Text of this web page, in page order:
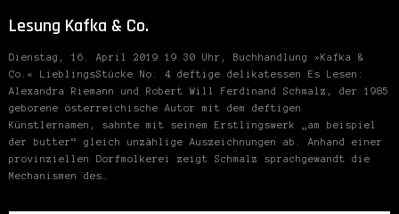
Lesung Kafka & Co.
Dienstag, 16. April 2019 19.30 Uhr, Buchhandlung »Kafka &
Co.« LieblingsStücke No. 4 deftige delikatessen Es Lesen:
Alexandra Riemann und Robert Will Ferdinand Schmalz, der 1985
geborene österreichische Autor mit dem deftigen
Künstlernamen, sahnte mit seinem Erstlingswerk „am beispiel
der butter“ gleich unzählige Auszeichnungen ab. Anhand einer
provinziellen Dorfmolkerei zeigt Schmalz sprachgewandt die
Mechanismen des…